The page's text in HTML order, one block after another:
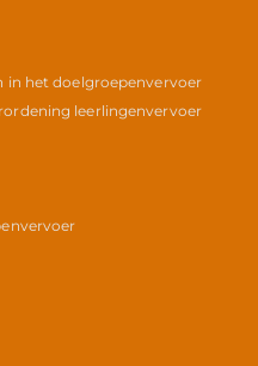
in het doelgroepenvervoer
leerlingenvervoer